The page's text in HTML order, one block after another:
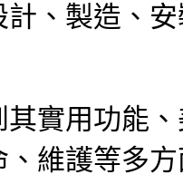
計、製造、
其實用功能
、維護等多